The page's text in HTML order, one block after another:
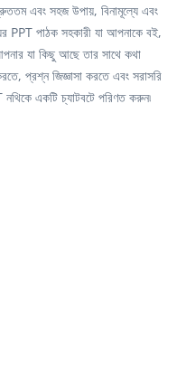
এবং সহজ উপায়, বিনামূল্যে এবং
PPT পাঠক সহকারী যা আপনাকে বই,
যা কিছু আছে তার সাথে কথা
প্রশ্ন জিজ্ঞাসা করতে এবং সরাসরি
একটি চ্যাটবটে পরিণত করুন৷